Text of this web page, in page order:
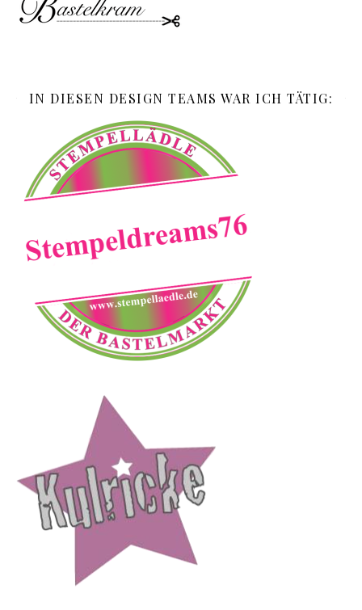
IN DIESEN DESIGN TEAMS WAR ICH TÄTIG: